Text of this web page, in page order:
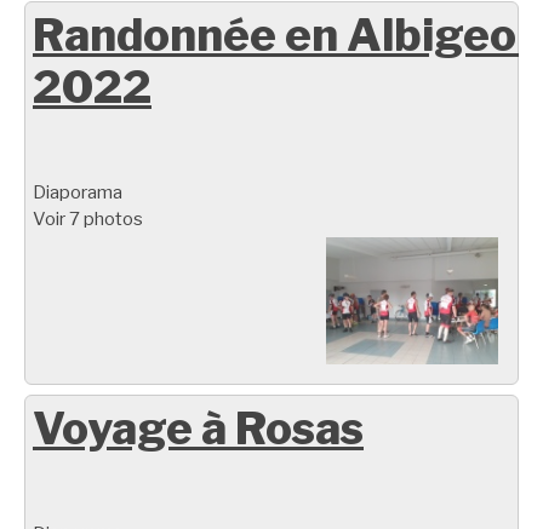
Randonnée en
2022
Diaporama
Voir 7 photos
Voyage à Rosas